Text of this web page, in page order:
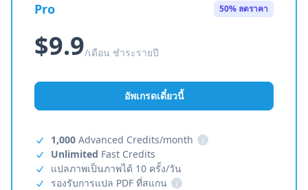
Pro 50% ลดราคา
$9.9/เดือน ชำระรายปี
อัพเกรดเดี๋ยวนี้
1,000 Advanced Credits/month
i
Unlimited Fast Credits
แปลภาพเป็นภาพได้ 10 ครั้ง/วัน
รองรับการแปล PDF ที่สแกน
i